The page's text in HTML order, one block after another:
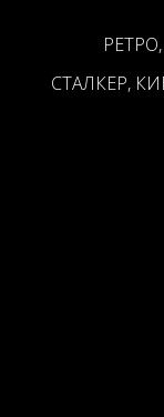
СТАЛКЕР,